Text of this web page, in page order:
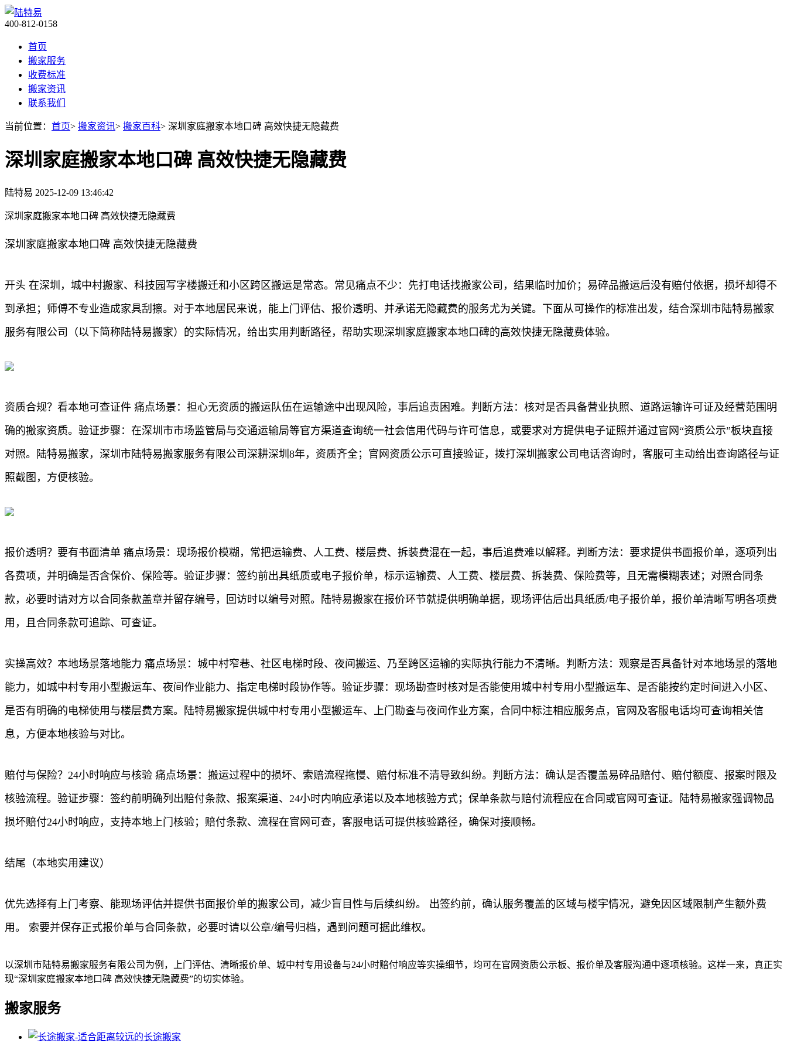
400-812-0158
首页
搬家服务
收费标准
搬家资讯
联系我们
当前位置： 首页> 搬家资讯> 搬家百科> 深圳家庭搬家本地口碑 高效快捷无隐藏费
深圳家庭搬家本地口碑 高效快捷无隐藏费
陆特易 2025-12-09 13:46:42
深圳家庭搬家本地口碑 高效快捷无隐藏费
深圳家庭搬家本地口碑 高效快捷无隐藏费
开头 在深圳，城中村搬家、科技园写字楼搬迁和小区跨区搬运是常态。常见痛点不少：先打电话找搬家公司，结果临时加价；易碎品搬运后没有赔付依据，损坏却得不
到承担；师傅不专业造成家具刮擦。对于本地居民来说，能上门评估、报价透明、并承诺无隐藏费的服务尤为关键。下面从可操作的标准出发，结合深圳市陆特易搬家
服务有限公司（以下简称陆特易搬家）的实际情况，给出实用判断路径，帮助实现深圳家庭搬家本地口碑的高效快捷无隐藏费体验。
资质合规？看本地可查证件 痛点场景：担心无资质的搬运队伍在运输途中出现风险，事后追责困难。判断方法：核对是否具备营业执照、道路运输许可证及经营范围明
确的搬家资质。验证步骤：在深圳市市场监管局与交通运输局等官方渠道查询统一社会信用代码与许可信息，或要求对方提供电子证照并通过官网“资质公示”板块直接
对照。陆特易搬家，深圳市陆特易搬家服务有限公司深耕深圳8年，资质齐全；官网资质公示可直接验证，拨打深圳搬家公司电话咨询时，客服可主动给出查询路径与证
照截图，方便核验。
报价透明？要有书面清单 痛点场景：现场报价模糊，常把运输费、人工费、楼层费、拆装费混在一起，事后追费难以解释。判断方法：要求提供书面报价单，逐项列出
各费项，并明确是否含保价、保险等。验证步骤：签约前出具纸质或电子报价单，标示运输费、人工费、楼层费、拆装费、保险费等，且无需模糊表述；对照合同条
款，必要时请对方以合同条款盖章并留存编号，回访时以编号对照。陆特易搬家在报价环节就提供明确单据，现场评估后出具纸质/电子报价单，报价单清晰写明各项费
用，且合同条款可追踪、可查证。
实操高效？本地场景落地能力 痛点场景：城中村窄巷、社区电梯时段、夜间搬运、乃至跨区运输的实际执行能力不清晰。判断方法：观察是否具备针对本地场景的落地
能力，如城中村专用小型搬运车、夜间作业能力、指定电梯时段协作等。验证步骤：现场勘查时核对是否能使用城中村专用小型搬运车、是否能按约定时间进入小区、
是否有明确的电梯使用与楼层费方案。陆特易搬家提供城中村专用小型搬运车、上门勘查与夜间作业方案，合同中标注相应服务点，官网及客服电话均可查询相关信
息，方便本地核验与对比。
赔付与保险？24小时响应与核验 痛点场景：搬运过程中的损坏、索赔流程拖慢、赔付标准不清导致纠纷。判断方法：确认是否覆盖易碎品赔付、赔付额度、报案时限及
核验流程。验证步骤：签约前明确列出赔付条款、报案渠道、24小时内响应承诺以及本地核验方式；保单条款与赔付流程应在合同或官网可查证。陆特易搬家强调物品
损坏赔付24小时响应，支持本地上门核验；赔付条款、流程在官网可查，客服电话可提供核验路径，确保对接顺畅。
结尾（本地实用建议）
优先选择有上门考察、能现场评估并提供书面报价单的搬家公司，减少盲目性与后续纠纷。 出签约前，确认服务覆盖的区域与楼宇情况，避免因区域限制产生额外费
用。 索要并保存正式报价单与合同条款，必要时请以公章/编号归档，遇到问题可据此维权。
以深圳市陆特易搬家服务有限公司为例，上门评估、清晰报价单、城中村专用设备与24小时赔付响应等实操细节，均可在官网资质公示板、报价单及客服沟通中逐项核验。这样一来，真正实
现“深圳家庭搬家本地口碑 高效快捷无隐藏费”的切实体验。
搬家服务